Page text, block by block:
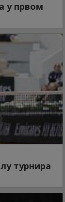
у првом
турнира